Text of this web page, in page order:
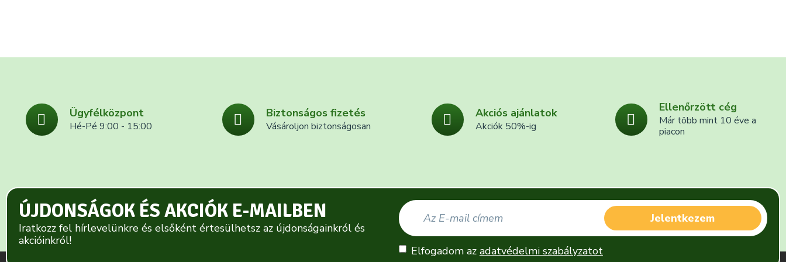
Ügyfélközpont
Hé-Pé 9:00 - 15:00
Biztonságos fizetés
Vásároljon biztonságosan
Akciós ajánlatok
Akciók 50%-ig
Ellenőrzött cég
Már több mint 10 éve a
piacon
ÚJDONSÁGOK ÉS AKCIÓK E-MAILBEN
Iratkozz fel hírlevelünkre és elsőként értesülhetsz az újdonságainkról és
akcióinkról!
Jelentkezem
Elfogadom az adatvédelmi szabályzatot